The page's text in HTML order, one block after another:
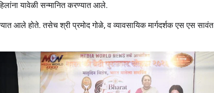
यावेळी सन्मानित करण्यात आले.
आले होते. तसेच श्री प्रमोद गोळे, व व्यावसायिक मार्गदर्शक एस एस सावंत